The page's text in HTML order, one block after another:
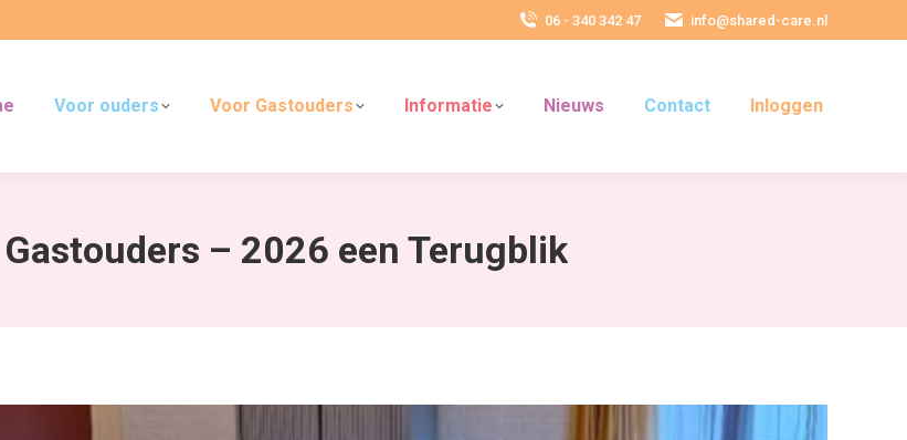
06 - 340 342 47 info@shared-care.nl
Voor ouders Voor Gastouders Informatie Nieuws Contact Inloggen
– 2026 een Terugblik